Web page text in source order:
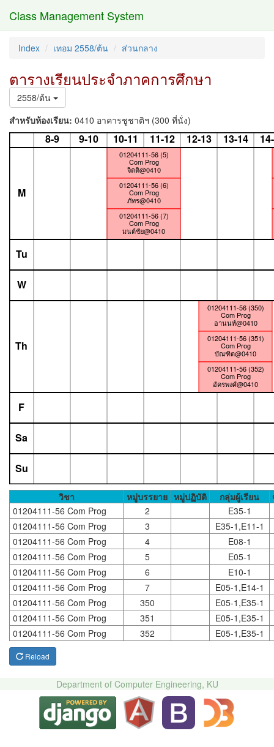
Class Management System
Index เทอม 2558/ต้น ส่วนกลาง
ตารางเรียนประจำภาคการศึกษา
2558/ต้น
สำหรับห้องเรียน: 0410 อาคารชูชาติฯ (300 ที่นั่ง)
8-9 9-10 10-11 11-12 12-13 13-14
01204111-56 (5)
Com Prog
จิตติ@0410
01204111-56 (6)
Com Prog
ภัทร@0410
01204111-56 (7)
Com Prog
มนต์ชัย@0410
01204111-56 (350)
Com Prog
อานนท์@0410
01204111-56 (351)
Com Prog
บัณฑิต@0410
01204111-56 (352)
Com Prog
อัครพงศ์@0410
M
Tu
W
Th
F
Sa
Su
วิชา หมู่บรรยาย หมู่ปฏิบัติ กลุ่มผู้เรียน
01204111-56 Com Prog
2
E35-1
01204111-56 Com Prog
3
E35-1,E11-1
01204111-56 Com Prog
4
E08-1
01204111-56 Com Prog
5
E05-1
01204111-56 Com Prog
6
E10-1
01204111-56 Com Prog
7
E05-1,E14-1
01204111-56 Com Prog
350
E05-1,E35-1
01204111-56 Com Prog
351
E05-1,E35-1
01204111-56 Com Prog
352 E05-1,E35-1
Reload
Department of Computer Engineering, KU